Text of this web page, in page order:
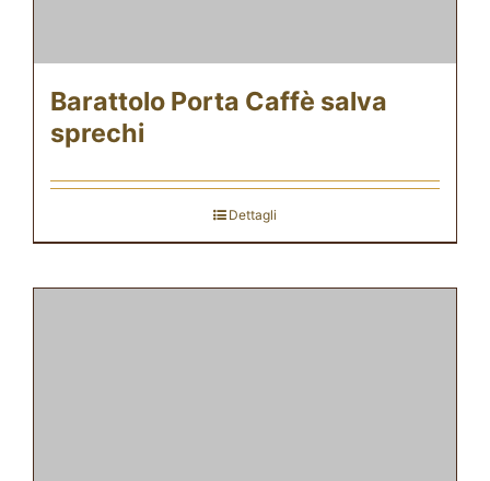
Barattolo Porta Caffè salva
sprechi
Dettagli